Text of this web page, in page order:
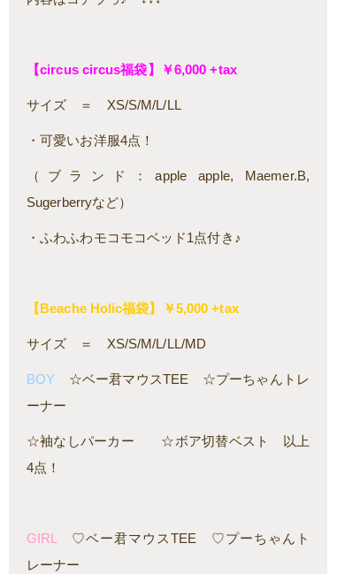
【circus circus福袋】￥6,000 +tax
サイズ ＝ XS/S/M/L/LL
・可愛いお洋服4点！
（ブランド：apple apple, Maemer.B,
Sugerberryなど）
・ふわふわモコモコベッド1点付き♪
【Beache Holic福袋】￥5,000 +tax
サイズ ＝ XS/S/M/L/LL/MD
BOY ☆ベー君マウスTEE ☆プーちゃんトレ
ーナー
☆袖なしパーカー ☆ボア切替ベスト 以上
4点！
GIRL ♡ベー君マウスTEE ♡プーちゃんト
レーナー